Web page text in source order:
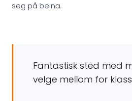
seg på beina.
Fantastisk sted med
velge mellom for